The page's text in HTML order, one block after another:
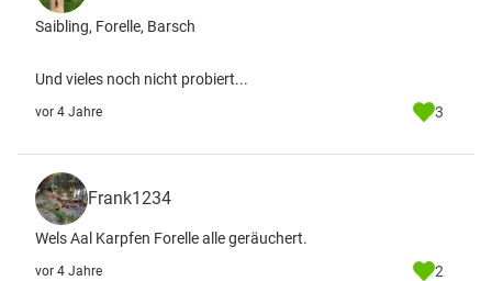
Saibling, Forelle, Barsch
Und vieles noch nicht probiert...
vor 4 Jahre 3
Frank1234
Wels Aal Karpfen Forelle alle geräuchert.
vor 4 Jahre 2